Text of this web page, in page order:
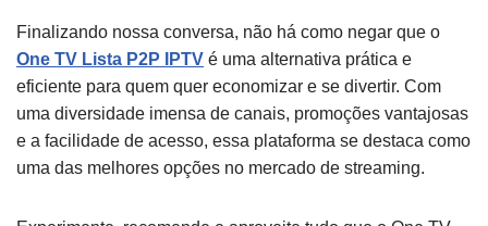
Finalizando nossa conversa, não há como negar que o
One TV Lista P2P IPTV é uma alternativa prática e
eficiente para quem quer economizar e se divertir. Com
uma diversidade imensa de canais, promoções vantajosas
e a facilidade de acesso, essa plataforma se destaca como
uma das melhores opções no mercado de streaming.